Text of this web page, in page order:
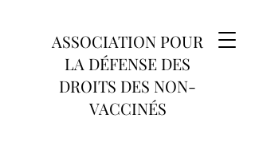
ASSOCIATION POUR
LA DÉFENSE DES
DROITS DES NON-
VACCINÉS